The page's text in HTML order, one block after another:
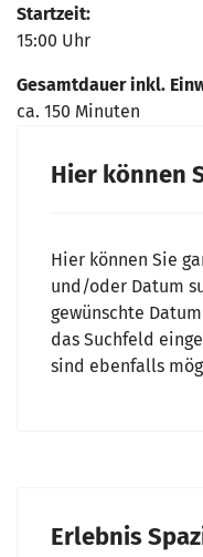
Startzeit:
15:00 Uhr
Gesamtdauer inkl.
ca. 150 Minuten
Hier können
Hier können Sie
und/oder Datum
gewünschte
das Suchfeld
sind ebenfalls
Erlebnis